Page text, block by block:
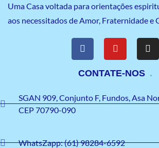
Uma Casa voltada para orientações
aos necessitados de Amor, Fraternidade e
CONTATE-NOS
SGAN 909, Conjunto F, Fundos, Asa
CEP 70790-090
WhatsZapp: (61) 98284-6592